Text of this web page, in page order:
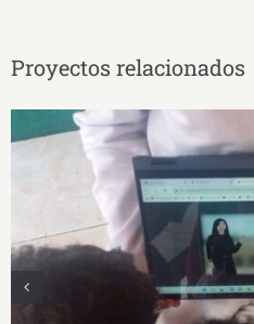
Proyectos relacionados
Taller “Relatos
visuales sobre